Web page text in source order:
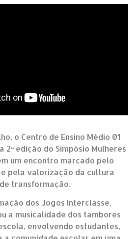
o Centro de Ensino Médio 01
2ª edição do Simpósio Mulheres
um encontro marcado pelo
pela valorização da cultura
transformação.
dos Jogos Interclasse,
a musicalidade dos tambores
envolvendo estudantes,